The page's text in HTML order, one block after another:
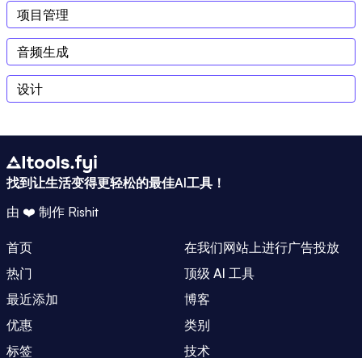
项目管理
音频生成
设计
找到让生活变得更轻松的最佳AI工具！
由 ❤️ 制作 Rishit
首页
在我们网站上进行广告投放
热门
顶级 AI 工具
最近添加
博客
优惠
类别
标签
技术